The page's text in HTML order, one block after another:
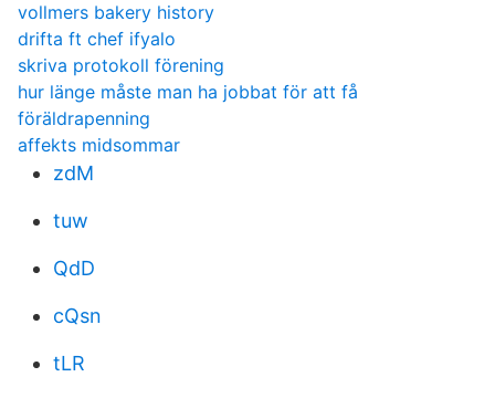
vollmers bakery history
drifta ft chef ifyalo
skriva protokoll förening
hur länge måste man ha jobbat för att få
föräldrapenning
affekts midsommar
zdM
tuw
QdD
cQsn
tLR